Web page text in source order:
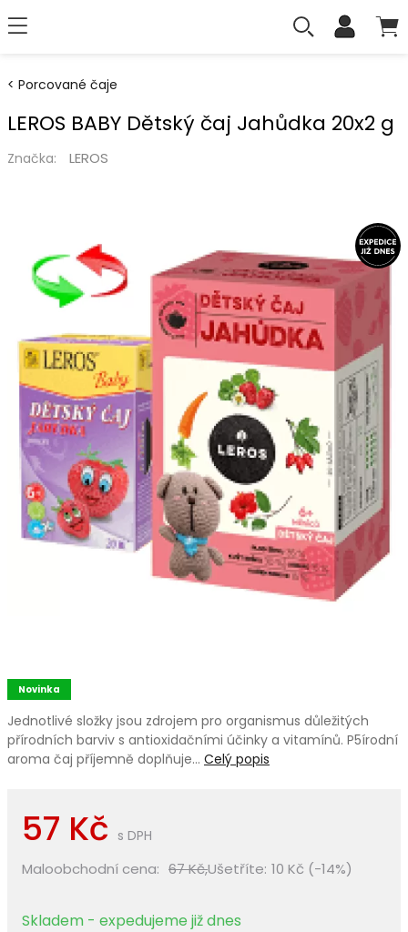
Porcované čaje
LEROS BABY Dětský čaj Jahůdka 20x2 g
Značka: LEROS
Novinka
Jednotlivé složky jsou zdrojem pro organismus důležitých
přírodních barviv s antioxidačními účinky a vitamínů. P5írodní
aroma čaj příjemně doplňuje… Celý popis
57 Kč s DPH
Maloobchodní cena: 67 Kč,Ušetříte: 10 Kč (-14%)
Skladem - expedujeme již dnes